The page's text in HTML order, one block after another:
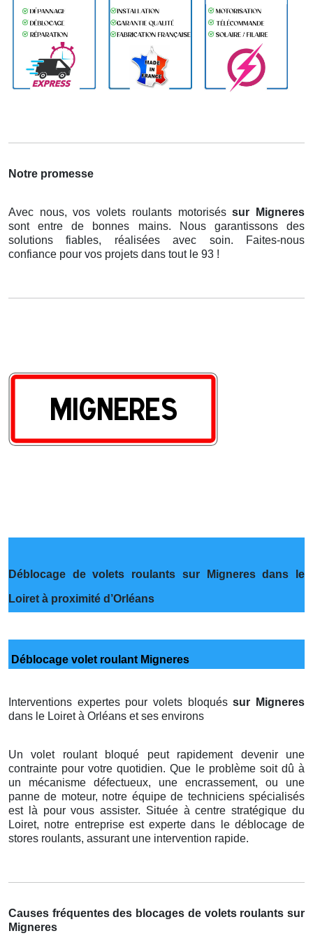
Notre promesse
Avec nous, vos volets roulants motoriséssur Migneres
sont entre de bonnes mains. Nous garantissons des
solutions fiables, réalisées avec soin. Faites-nous
confiance pour vos projets dans tout le 93 !
Déblocage de volets roulants sur Migneres dans le
Loiret à proximité d’Orléans
Déblocage volet roulant Migneres
Interventions expertes pour volets bloquéssur Migneres
dans le Loiret à Orléans et ses environs
Un volet roulant bloqué peut rapidement devenir une
contrainte pour votre quotidien. Que le problème soit dû à
un mécanisme défectueux, une encrassement, ou une
panne de moteur, notre équipe de techniciens spécialisés
est là pour vous assister. Située à centre stratégique du
Loiret, notre entreprise est experte dans le déblocage de
stores roulants, assurant une intervention rapide.
Causes fréquentes des blocages de volets roulants sur
Migneres